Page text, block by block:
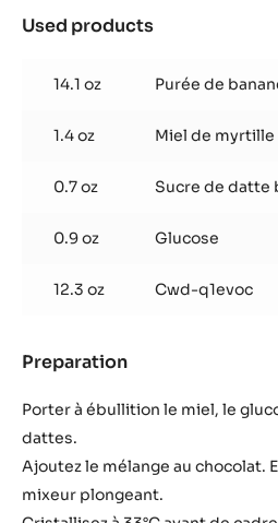
Used products
Banane
14.1 oz Purée de
1.4 oz Miel de myrtille
0.7 oz Sucre de datte
0.9 oz Glucose
12.3 oz Cwd-q1evoc
Preparation
Banane
Porter à ébullition le miel, le
dattes.
Ajoutez le mélange au chocolat.
mixeur plongeant.